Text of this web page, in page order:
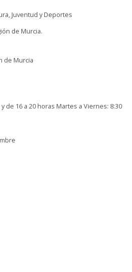
Juventud y Deportes
de Murcia.
de Murcia
de 16 a 20 horas Martes a Viernes: 8:30